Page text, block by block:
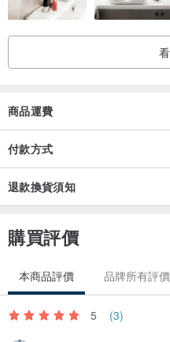
商品運費
付款方式
退款換貨須知
購買評價
本商品評價 品牌所有評價
5 (3)